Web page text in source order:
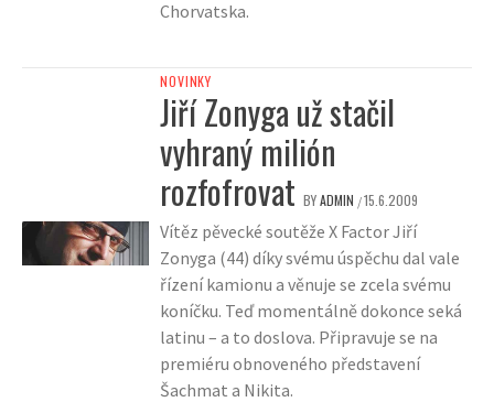
Chorvatska.
NOVINKY
Jiří Zonyga už stačil
vyhraný milión
rozfofrovat BYADMIN /15.6.2009
Vítěz pěvecké soutěže X Factor Jiří
Zonyga (44) díky svému úspěchu dal vale
řízení kamionu a věnuje se zcela svému
koníčku. Teď momentálně dokonce seká
latinu – a to doslova. Připravuje se na
premiéru obnoveného představení
Šachmat a Nikita.